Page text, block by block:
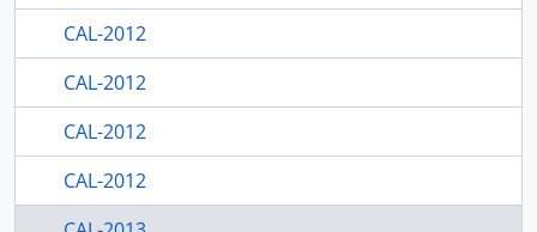
CAL-2012
CAL-2012
CAL-2012
CAL-2012